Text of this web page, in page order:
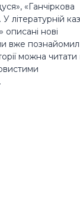
«Ганчіркова
літературній
описані нові
вже
можна читати